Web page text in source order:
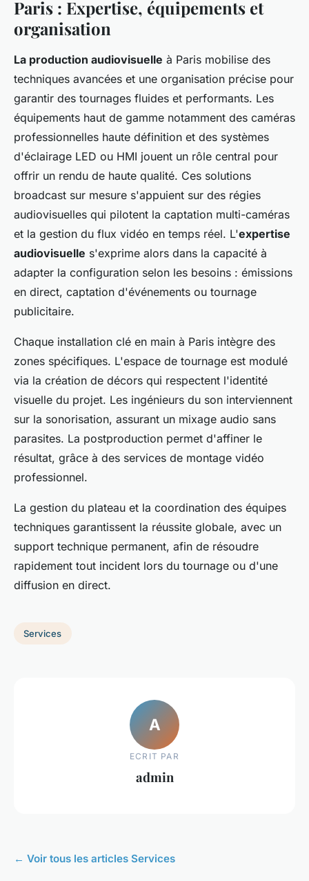
Paris : Expertise, équipements et
organisation
La production audiovisuelle à Paris mobilise des
techniques avancées et une organisation précise pour
garantir des tournages fluides et performants. Les
équipements haut de gamme notamment des caméras
professionnelles haute définition et des systèmes
d'éclairage LED ou HMI jouent un rôle central pour
offrir un rendu de haute qualité. Ces solutions
broadcast sur mesure s'appuient sur des régies
audiovisuelles qui pilotent la captation multi-caméras
et la gestion du flux vidéo en temps réel. L'expertise
audiovisuelle s'exprime alors dans la capacité à
adapter la configuration selon les besoins : émissions
en direct, captation d'événements ou tournage
publicitaire.
Chaque installation clé en main à Paris intègre des
zones spécifiques. L'espace de tournage est modulé
via la création de décors qui respectent l'identité
visuelle du projet. Les ingénieurs du son interviennent
sur la sonorisation, assurant un mixage audio sans
parasites. La postproduction permet d'affiner le
résultat, grâce à des services de montage vidéo
professionnel.
La gestion du plateau et la coordination des équipes
techniques garantissent la réussite globale, avec un
support technique permanent, afin de résoudre
rapidement tout incident lors du tournage ou d'une
diffusion en direct.
Services
A
ECRIT PAR
admin
← Voir tous les articles Services